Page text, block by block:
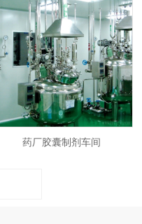
药厂胶囊制剂车间